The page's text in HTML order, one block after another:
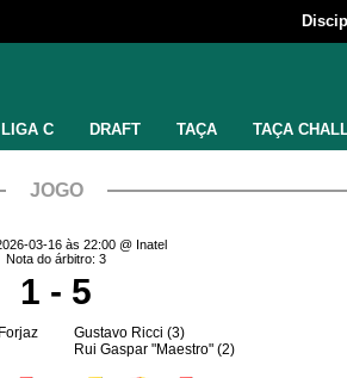
LIGA C DRAFT TAÇA TAÇA
JOGO
03-16 às 22:00 @ Inatel
Nota do árbitro: 3
1 - 5
Gustavo Ricci (3)
Rui Gaspar "Maestro" (2)